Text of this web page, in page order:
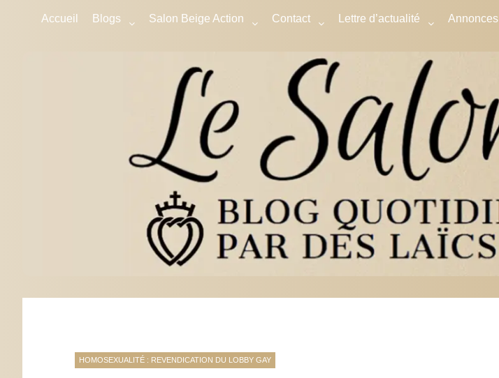
Accueil Blogs Salon Beige Action Contact Lettre d’actualité Annonces
HOMOSEXUALITÉ : REVENDICATION DU LOBBY GAY